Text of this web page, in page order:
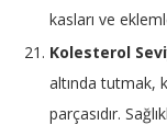
kasları ve
Kolesterol
altında tutmak,
parçasıdır.